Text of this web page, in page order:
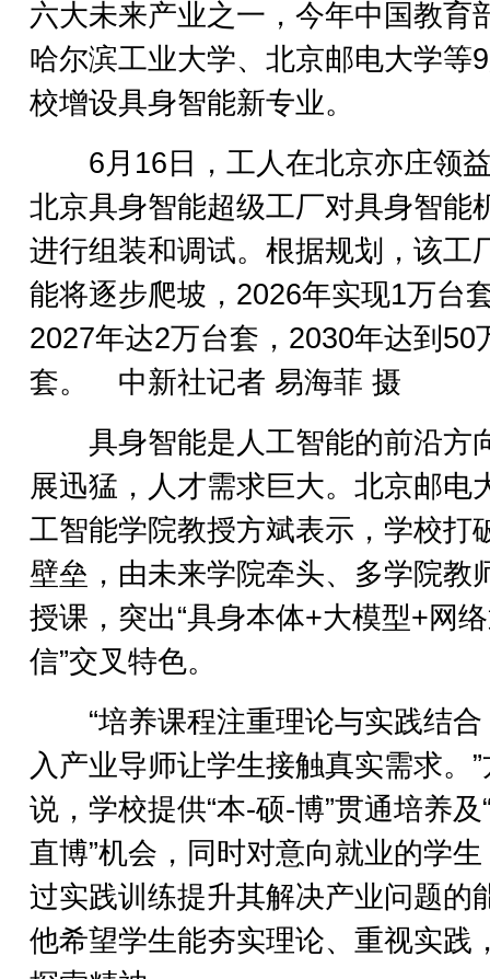
六大未来产业之一，今年中国教育
哈尔滨工业大学、北京邮电大学等
校增设具身智能新专业。
6月16日，工人在北京亦庄领
北京具身智能超级工厂对具身智能
进行组装和调试。根据规划，该工
能将逐步爬坡，2026年实现1万台
2027年达2万台套，2030年达到50
套。 中新社记者 易海菲 摄
具身智能是人工智能的前沿方
展迅猛，人才需求巨大。北京邮电
工智能学院教授方斌表示，学校打
壁垒，由未来学院牵头、多学院教
授课，突出“具身本体+大模型+网
信”交叉特色。
“培养课程注重理论与实践结合
入产业导师让学生接触真实需求。
说，学校提供“本-硕-博”贯通培养及
直博”机会，同时对意向就业的学
过实践训练提升其解决产业问题的
他希望学生能夯实理论、重视实践